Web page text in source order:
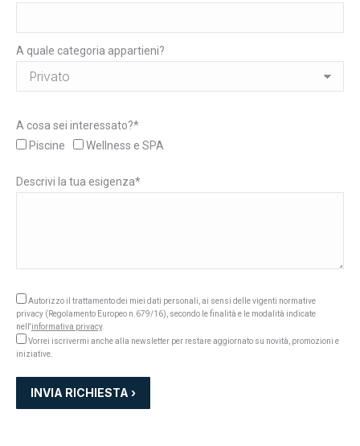
A quale categoria appartieni?
A cosa sei interessato?*
Piscine
Wellness e SPA
Descrivi la tua esigenza*
Autorizzo il trattamento dei miei dati personali, ai sensi delle vigenti normative
privacy (Regolamento Europeo n.679/16), secondo le finalità e le modalità indicate
nell'informativa privacy.
Vorrei iscrivermi anche alla newsletter per restare aggiornato su novità, promozioni e
iniziative.